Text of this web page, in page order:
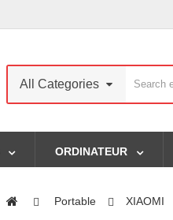
All Categories
ORDINATEUR
Portable XIAOMI